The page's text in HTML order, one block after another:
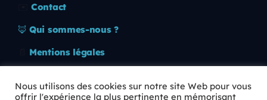
Contact
🦊 Qui sommes-nous ?
Mentions légales
🛡️ RGPD
Nous utilisons des cookies sur notre site Web pour vous
offrir l'expérience la plus pertinente en mémorisant